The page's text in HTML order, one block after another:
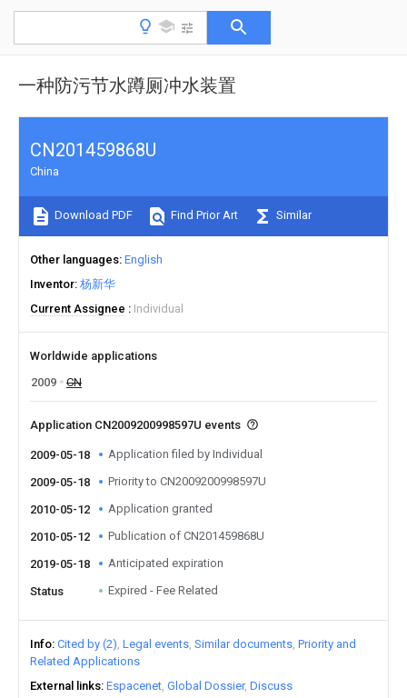
一种防污节水蹲厕冲水装置
CN201459868U
China
Download PDF Find Prior Art Similar
Other languages English
Inventor 杨新华
Current Assignee
Individual
Worldwide applications
2009
CN
Application CN2009200998597U events
2009-05-18 Application filed by Individual
2009-05-18 Priority to CN2009200998597U
2010-05-12 Application granted
2010-05-12 Publication of CN201459868U
2019-05-18 Anticipated expiration
Status Expired - Fee Related
Info Cited by (2) Legal events Similar documents Priority and
Related Applications
External links Espacenet Global Dossier Discuss